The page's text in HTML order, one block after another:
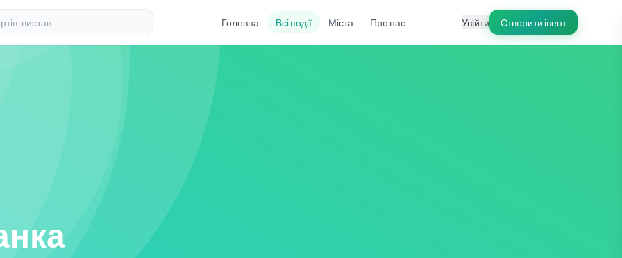
Головна Всі події Міста Про нас Увійти Створити івент